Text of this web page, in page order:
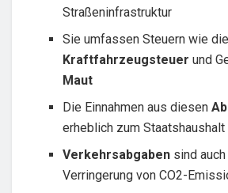
Straßeninfrastruktur
Sie umfassen Steuern wie die
Kraftfahrzeugsteuer und
Maut
Die Einnahmen aus diesen
erheblich zum
Verkehrsabgaben sind
Verringerung von CO2-